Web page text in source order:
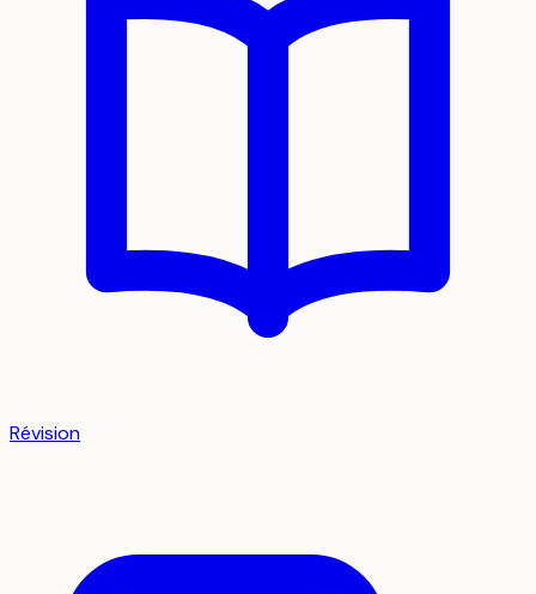
Révision